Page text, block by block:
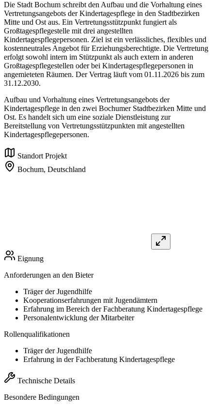
Die Stadt Bochum schreibt den Aufbau und die Vorhaltung eines
Vertretungsangebots der Kindertagespflege in den Stadtbezirken
Mitte und Ost aus. Ein Vertretungsstützpunkt fungiert als
Großtagespflegestelle mit drei angestellten
Kindertagespflegepersonen. Ziel ist ein verlässliches, flexibles und
kostenneutrales Angebot für Erziehungsberechtigte. Die Vertretung
erfolgt sowohl intern im Stützpunkt als auch extern in anderen
Großtagespflegestellen oder bei Kindertagespflegepersonen in
angemieteten Räumen. Der Vertrag läuft vom 01.11.2026 bis zum
31.12.2030.
Aufbau und Vorhaltung eines Vertretungsangebots der
Kindertagespflege in den zwei Bochumer Stadtbezirken Mitte und
Ost. Es handelt sich um eine soziale Dienstleistung zur
Bereitstellung von Vertretungsstützpunkten mit angestellten
Kindertagespflegepersonen.
Standort Projekt
Bochum, Deutschland
Eignung
Anforderungen an den Bieter
Träger der Jugendhilfe
Kooperationserfahrungen mit Jugendämtern
Erfahrung im Bereich der Fachberatung Kindertagespflege
Personalentwicklung der Mitarbeiter
Rollenqualifikationen
Träger der Jugendhilfe
Erfahrung in der Fachberatung Kindertagespflege
Technische Details
Besondere Bedingungen